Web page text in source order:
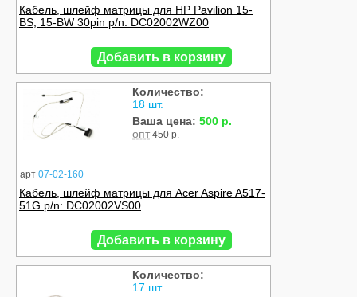
Кабель, шлейф матрицы для HP Pavilion 15-
BS, 15-BW 30pin p/n: DC02002WZ00
Добавить в корзину
арт 07-02-160
Количество:
18 шт.
Ваша цена: 500 р.
опт 450 р.
Кабель, шлейф матрицы для Acer Aspire A517-
51G p/n: DC02002VS00
Добавить в корзину
Количество:
17 шт.